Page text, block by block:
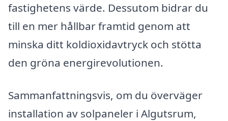
fastighetens värde. Dessutom bidrar du
till en mer hållbar framtid genom att
minska ditt koldioxidavtryck och stötta
den gröna energirevolutionen.
Sammanfattningsvis, om du överväger
installation av solpaneler i Algutsrum,